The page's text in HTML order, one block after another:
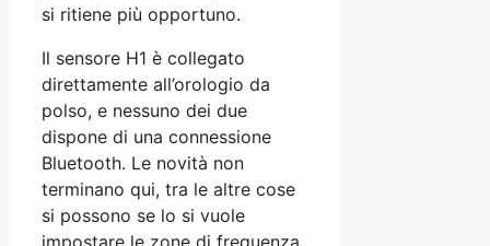
si ritiene più opportuno.
Il sensore H1 è collegato
direttamente all’orologio da
polso, e nessuno dei due
dispone di una connessione
Bluetooth. Le novità non
terminano qui, tra le altre cose
si possono se lo si vuole
impostare le zone di frequenza